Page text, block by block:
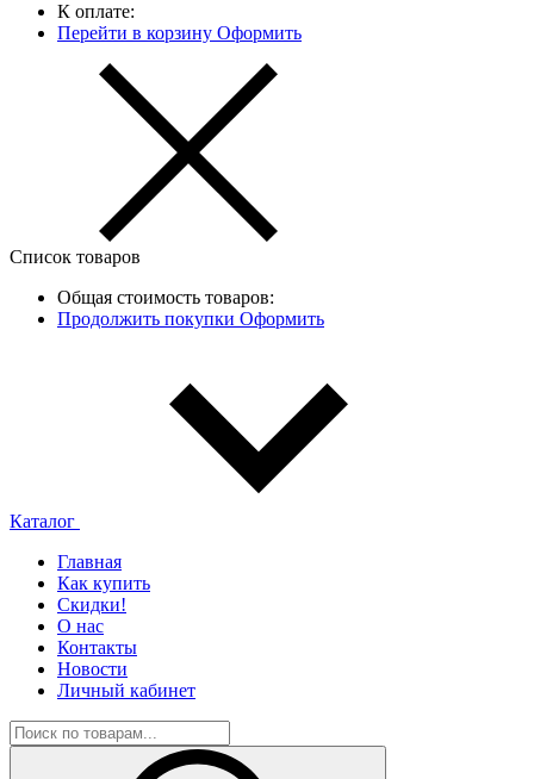
К оплате:
Перейти в корзину Оформить
Список товаров
Общая стоимость товаров:
Продолжить покупки Оформить
Каталог
Главная
Как купить
Скидки!
О нас
Контакты
Новости
Личный кабинет